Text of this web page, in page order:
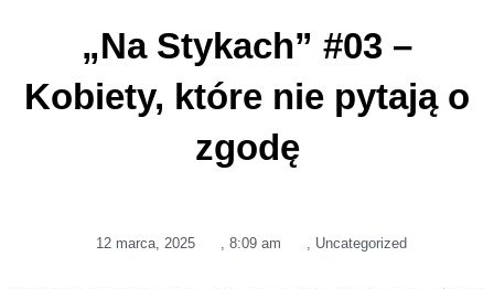
„Na Stykach” #03 –
Kobiety, które nie pytają o
zgodę
12 marca, 2025 8:09 am Uncategorized